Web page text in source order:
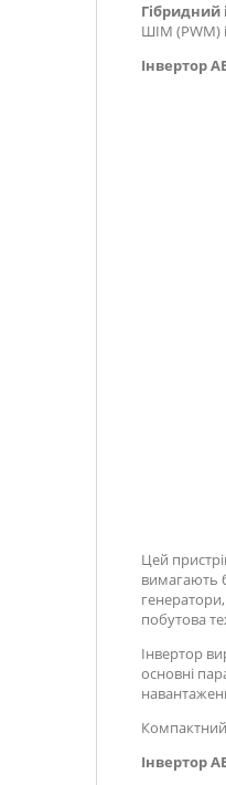
Гібридний
ШІМ (PWM)
Інвертор
Цей
вимагають
побутова
Інвертор
основні
Інвертор